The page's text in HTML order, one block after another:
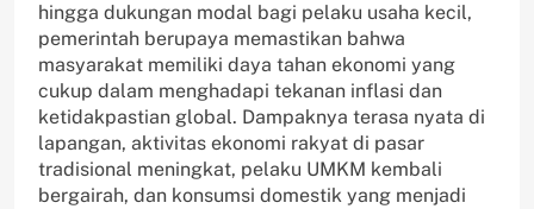
hingga dukungan modal bagi pelaku usaha kecil,
pemerintah berupaya memastikan bahwa
masyarakat memiliki daya tahan ekonomi yang
cukup dalam menghadapi tekanan inflasi dan
ketidakpastian global. Dampaknya terasa nyata di
lapangan, aktivitas ekonomi rakyat di pasar
tradisional meningkat, pelaku UMKM kembali
bergairah, dan konsumsi domestik yang menjadi